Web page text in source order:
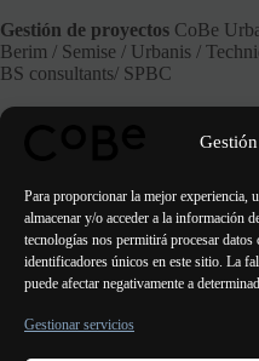
Para proporcionar la mejor experiencia,
almacenar y/o acceder a la información
tecnologías nos permitirá procesar
identificadores únicos en este sitio. La
puede afectar negativamente a
Gestionar servicios
Gestión de proyectos CoBe
Berim / Semise / Urbanis /
BS consultants/ SPBC
Fase
ANTERIOR